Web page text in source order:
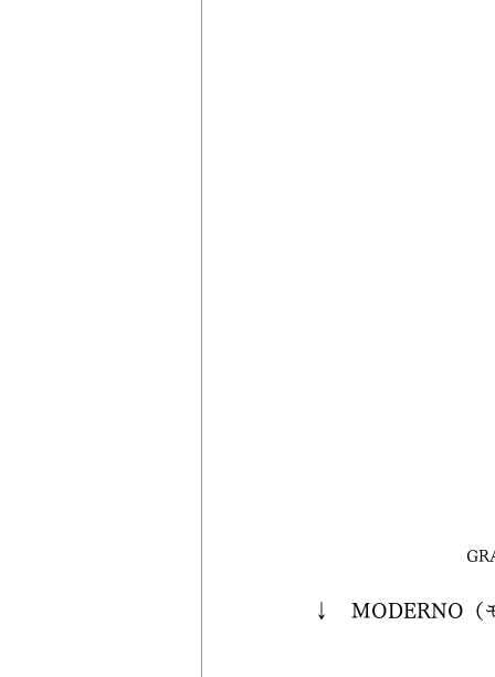
↓　MODERNO（